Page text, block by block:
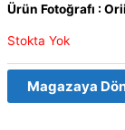
Ürün Fotoğrafı :
Stokta Yok
Magazaya